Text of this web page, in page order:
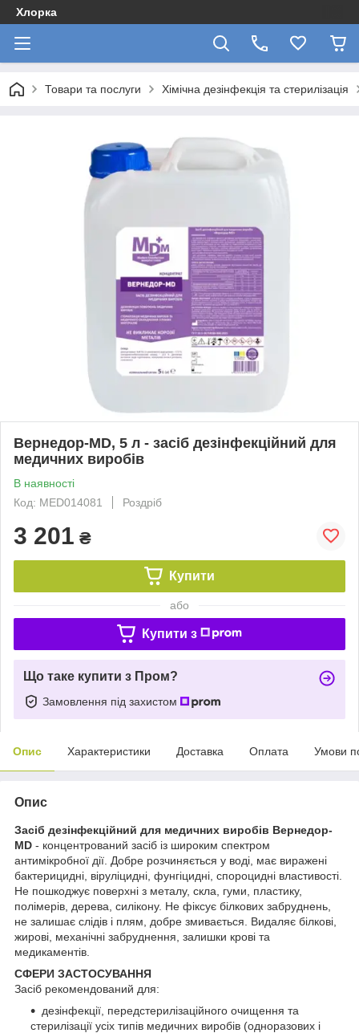
Хлорка
Товари та послуги Хімічна дезінфекція та стерилізація
Вернедор-MD, 5 л - засіб дезінфекційний для
медичних виробів
В наявності
Код: MED014081
Роздріб
3 201 ₴
Купити
або
Купити з
Що таке купити з Пром?
Замовлення під захистом
Опис Характеристики Доставка Оплата Умови
Опис
Засіб дезінфекційний для медичних виробів Вернедор-
MD - концентрований засіб із широким спектром
антимікробної дії. Добре розчиняється у воді, має виражені
бактерицидні, віруліцидні, фунгіцидні, спороцидні властивості.
Не пошкоджує поверхні з металу, скла, гуми, пластику,
полімерів, дерева, силікону. Не фіксує білкових забруднень,
не залишає слідів і плям, добре змивається. Видаляє білкові,
жирові, механічні забруднення, залишки крові та
медикаментів.
СФЕРИ ЗАСТОСУВАННЯ
Засіб рекомендований для:
дезінфекції, передстерилізаційного очищення та
стерилізації усіх типів медичних виробів (одноразових і